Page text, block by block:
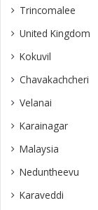
Trincomalee
United Kingdom
Kokuvil
Chavakachcheri
Velanai
Karainagar
Malaysia
Neduntheevu
Karaveddi